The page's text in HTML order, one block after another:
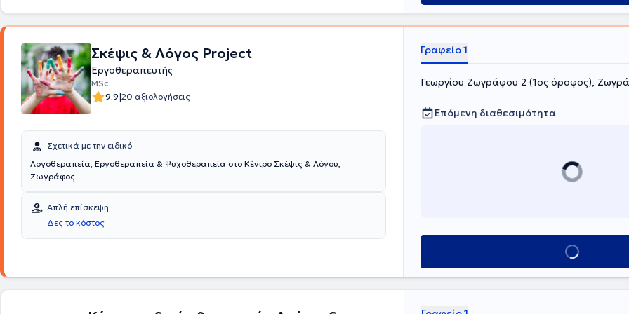
νευροαναπτυξιακές δυσκολίες, όπως το φάσμα του αυτισμού (ΔΑΦ), νοητική
υστέρηση, σύνδρομο Down, κινητικές ή αισθητηριακές δυσκολίες, καθώς και
στοχευμένες παρεμβάσεις που ενισχύουν δεξιότητες στο κινητικό, αισθητηριακό,
γνωστικό και κοινωνικό επίπεδο. Κάθε συνεδρία αποτελεί ευκαιρία για εξέλιξη, με
σεβασμό στις ιδιαίτερες ανάγκες και δυνατότητες του κάθε παιδιού. Στόχος της, είναι
η ουσιαστική ενδυνάμωση και η βελτίωση της ποιότητας ζωής μέσα από μια
εξατομικευμένη και λειτουργική προσέγγιση. Οι παρεμβάσεις πραγματοποιούνται
είτε ατομικά είτε σε μικρές ομάδες, μέσα σε ένα ασφαλές, δημιουργικό και
δυνατότητές του, να ενισχύσει τη λειτουργικότητά του και να απολαμβάνει την
καθημερινότητά του με αυτονομία και αυτοπεποίθηση.
Σκέψις & Λόγος Project
Εργοθεραπευτής
MSc
9.9|20 αξιολογήσεις
Σχετικά με την ειδικό
Λογοθεραπεία, Εργοθεραπεία & Ψυχοθεραπεία στο Κέντρο Σκέψις & Λόγου,
Ζωγράφος.
Απλή επίσκεψη
Δες το κόστος
Γραφείο 1
Γεωργίου Ζωγράφου 2 (1ος όροφος),
Επόμενη διαθεσιμότητα
Κλείσε ραντεβού